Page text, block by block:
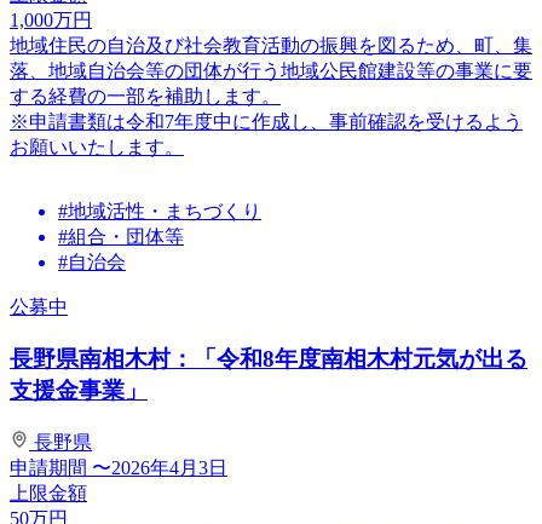
1,000万円
地域住民の自治及び社会教育活動の振興を図るため、町、集
落、地域自治会等の団体が行う地域公民館建設等の事業に要
する経費の一部を補助します。
※申請書類は令和7年度中に作成し、事前確認を受けるよう
お願いいたします。
#地域活性・まちづくり
#組合・団体等
#自治会
公募中
長野県南相木村：「令和8年度南相木村元気が出る
支援金事業」
長野県
申請期間 〜2026年4月3日
上限金額
50万円